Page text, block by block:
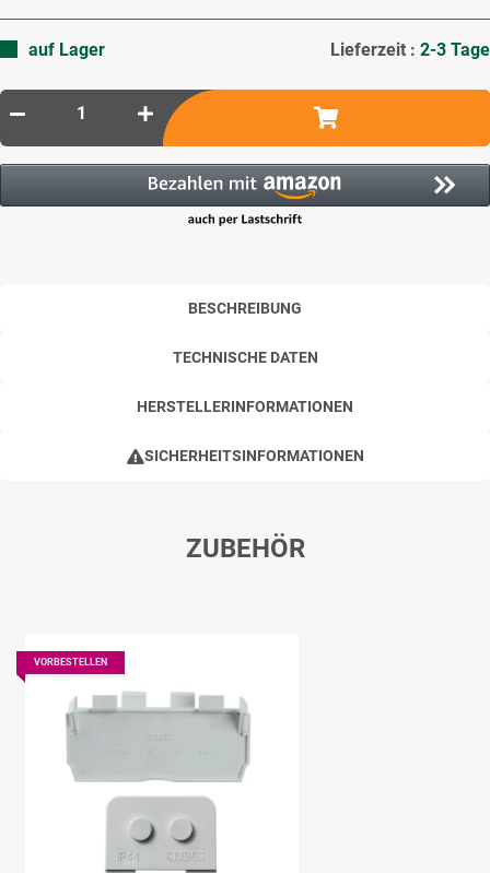
auf Lager Lieferzeit : 2-3 Tage
BESCHREIBUNG
TECHNISCHE DATEN
HERSTELLERINFORMATIONEN
SICHERHEITSINFORMATIONEN
ZUBEHÖR
VORBESTELLEN